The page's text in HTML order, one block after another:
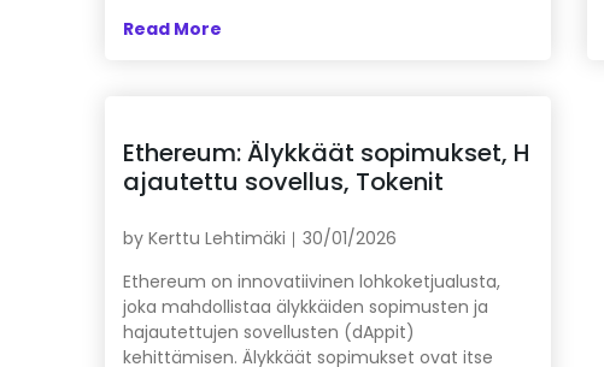
Read More
Ethereum: Älykkäät sopimukset, H
ajautettu sovellus, Tokenit
by Kerttu Lehtimäki
30/01/2026
Ethereum on innovatiivinen lohkoketjualusta,
joka mahdollistaa älykkäiden sopimusten ja
hajautettujen sovellusten (dAppit)
kehittämisen. Älykkäät sopimukset ovat itse